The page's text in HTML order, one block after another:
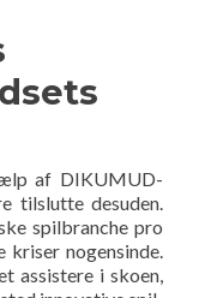
af DIKUMUD-
tilslutte desuden.
spilbranche pro
nogensinde.
assistere i skoen,